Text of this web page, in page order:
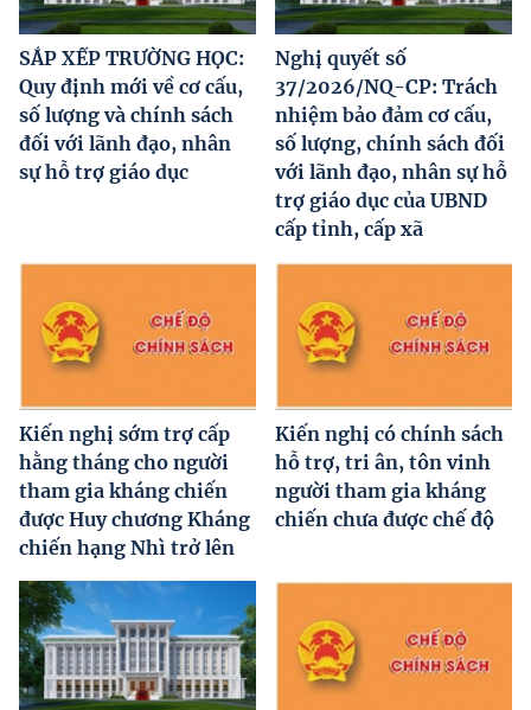
SẮP XẾP TRƯỜNG HỌC:
Quy định mới về cơ cấu,
số lượng và chính sách
đối với lãnh đạo, nhân
sự hỗ trợ giáo dục
Nghị quyết số
37/2026/NQ-CP: Trách
nhiệm bảo đảm cơ cấu,
số lượng, chính sách đối
với lãnh đạo, nhân sự hỗ
trợ giáo dục của UBND
cấp tỉnh, cấp xã
Kiến nghị sớm trợ cấp
hằng tháng cho người
tham gia kháng chiến
được Huy chương Kháng
chiến hạng Nhì trở lên
Kiến nghị có chính sách
hỗ trợ, tri ân, tôn vinh
người tham gia kháng
chiến chưa được chế độ